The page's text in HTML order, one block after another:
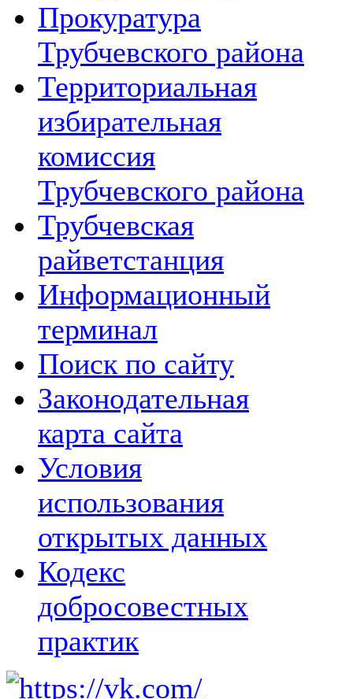
Прокуратура
Трубчевского района
Территориальная
избирательная
комиссия
Трубчевского района
Трубчевская
райветстанция
Информационный
терминал
Поиск по сайту
Законодательная
карта сайта
Условия
использования
открытых данных
Кодекс
добросовестных
практик